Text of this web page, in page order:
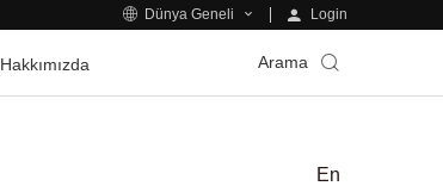
Dünya Geneli Login
Hakkımızda Arama
En